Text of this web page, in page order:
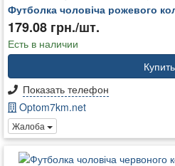
Футболка чоловіча рожевого
179.08 грн./шт.
Есть в наличии
Купить
Показать телефон
Optom7km.net
Жалоба